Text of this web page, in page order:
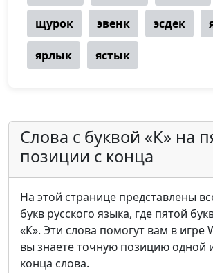
щурок эвенк эсдек
ярлык ястык
Слова с буквой «К» на
позиции с конца
На этой странице представлены
букв русского языка, где пятой
«К». Эти слова помогут вам в игре
вы знаете точную позицию одной
конца слова.